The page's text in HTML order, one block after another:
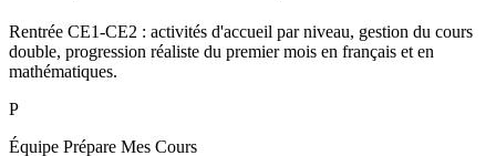
Rentrée CE1-CE2 : activités d'accueil par niveau, gestion du cours
double, progression réaliste du premier mois en français et en
mathématiques.
P
Équipe Prépare Mes Cours